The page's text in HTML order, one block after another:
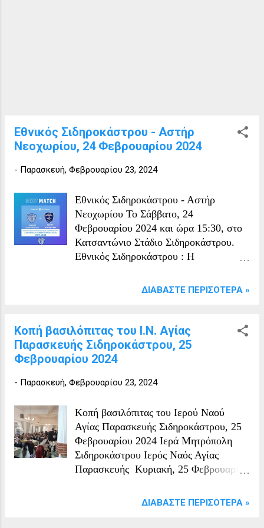
Εθνικός Σιδηροκάστρου - Αστήρ
Νεοχωρίου, 24 Φεβρουαρίου 2024
- Παρασκευή, Φεβρουαρίου 23, 2024
Εθνικός Σιδηροκάστρου - Αστήρ
Νεοχωρίου Το Σάββατο, 24
Φεβρουαρίου 2024 και ώρα 15:30, στο
Κατσαντώνιο Στάδιο Σιδηροκάστρου.
Εθνικός Σιδηροκάστρου : Η
ολοκληρώθηκε χωρίς ιδιαίτερα
αποτελέσματα με μια νίκη στην έδρα
της!
ΔΙΑΒΆΣΤΕ ΠΕΡΙΣΌΤΕΡΑ »
Κοπή βασιλόπιτας του Ι.Ν. Αγίας
Παρασκευής Σιδηροκάστρου, 25
Φεβρουαρίου 2024
- Παρασκευή, Φεβρουαρίου 23, 2024
Κοπή βασιλόπιτας του Ιερού Ναού
Αγίας Παρασκευής Σιδηροκάστρου, 25
Φεβρουαρίου 2024 Ιερά Μητρόπολη
Σιδηροκάστρου Ιερός Ναός Αγίας
Παρασκευής Κυριακή, 25 Φεβρουαρίου
Ιερού Ναού Αγίας Παρασκευής
ΔΙΑΒΆΣΤΕ ΠΕΡΙΣΌΤΕΡΑ »